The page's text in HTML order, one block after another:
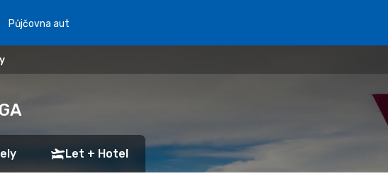
Půjčovna aut
Let + Hotel